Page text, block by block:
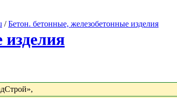
/Бетон. бетонные, железобетонные изделия